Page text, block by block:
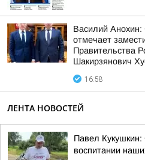
Василий
отмечает
Правительства
Шакирзянович
16:58
ЛЕНТА НОВОСТЕЙ
Павел Кукушкин:
воспитании